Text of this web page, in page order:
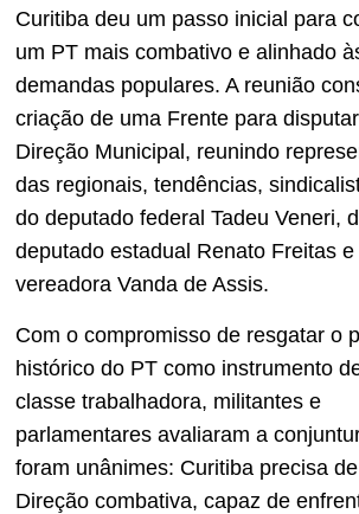
Curitiba deu um passo inicial para
um PT mais combativo e alinhado
demandas populares. A reunião
criação de uma Frente para
Direção Municipal, reunindo
das regionais, tendências,
do deputado federal Tadeu Veneri,
deputado estadual Renato Freitas e
vereadora Vanda de Assis.
Com o compromisso de resgatar o
histórico do PT como instrumento
classe trabalhadora, militantes e
parlamentares avaliaram a
foram unânimes: Curitiba precisa
Direção combativa, capaz de